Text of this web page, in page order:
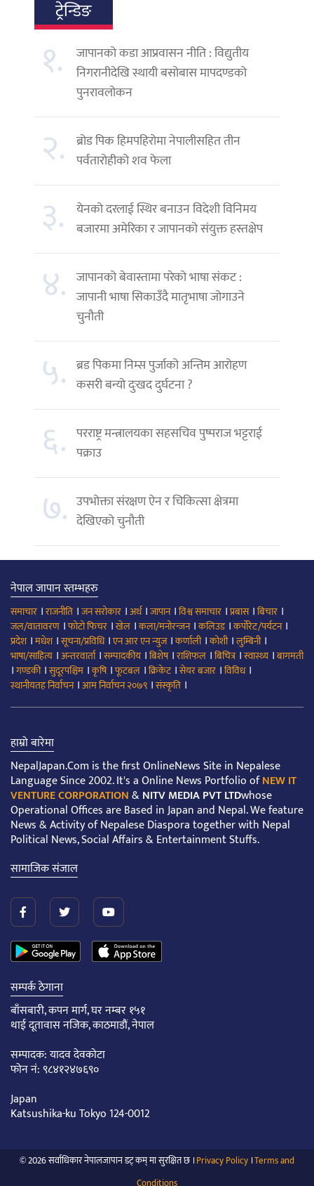
ट्रेन्डिङ
१.
जापानको कडा आप्रवासन नीति : विद्युतीय
निगरानीदेखि स्थायी बसोबास मापदण्डको
पुनरावलोकन
२. ब्रोड पिक हिमपहिरोमा नेपालीसहित तीन
पर्वतारोहीको शव फेला
३.
येनको दरलाई स्थिर बनाउन विदेशी विनिमय
बजारमा अमेरिका र जापानको संयुक्त हस्तक्षेप
४. जापानको बेवास्तामा परेको भाषा संकट :
जापानी भाषा सिकाउँदै मातृभाषा जोगाउने
चुनौती
५. ब्रड पिकमा निम्स पुर्जाको अन्तिम आरोहण
कसरी बन्यो दुःखद दुर्घटना ?
६. परराष्ट्र मन्त्रालयका सहसचिव पुष्पराज भट्टराई
पक्राउ
७. उपभोक्ता संरक्षण ऐन र चिकित्सा क्षेत्रमा
देखिएको चुनौती
नेपाल जापान स्तम्भहरु
समाचार ।राजनीति ।जन सरोकार ।अर्थ।जापान।विश्व समाचार ।प्रबास।बिचार ।
जल/वातावरण ।फोटो फिचर ।खेल ।कला/मनोरन्जन।कलिउड।कर्पोरेट/पर्यटन।
प्रदेश।मधेश।सूचना/प्रविधि।एन आर एन न्युज।कर्णाली।कोशी।लुम्बिनी।
भाषा/साहित्य ।अन्तरवार्ता।सम्पादकीय ।बिशेष।राशिफल ।बिचित्र।स्वास्थ्य ।बागमती
।गण्डकी।सुदूरपश्चिम ।कृषि।फूटबल ।क्रिकेट।सेयर बजार ।विविध।
स्थानीयतह निर्वाचन।आम निर्वाचन २०७९ ।संस्कृति ।
हाम्रो बारेमा
NepalJapan.Com is the first OnlineNews Site in Nepalese
Language Since 2002. It's a Online News Portfolio ofNEW IT
VENTURE CORPORATION&NITV MEDIA PVT LTDwhose
Operational Offices are Based in Japan and Nepal. We feature
News & Activity of Nepalese Diaspora together with Nepal
Political News, Social Affairs & Entertainment Stuffs.
सामाजिक संजाल
सम्पर्क ठेगाना
बाँसबारी, कपन मार्ग, घर नम्बर १५१
थाई दूतावास नजिक, काठमाडौं, नेपाल
सम्पादक: यादव देवकोटा
फोन नं: ९८४१२४७६९०
Japan
Katsushika-ku Tokyo 124-0012
© 2026 सर्वाधिकार नेपालजापान डट् कम् मा सुरक्षित छ ।Privacy Policy ।Terms and